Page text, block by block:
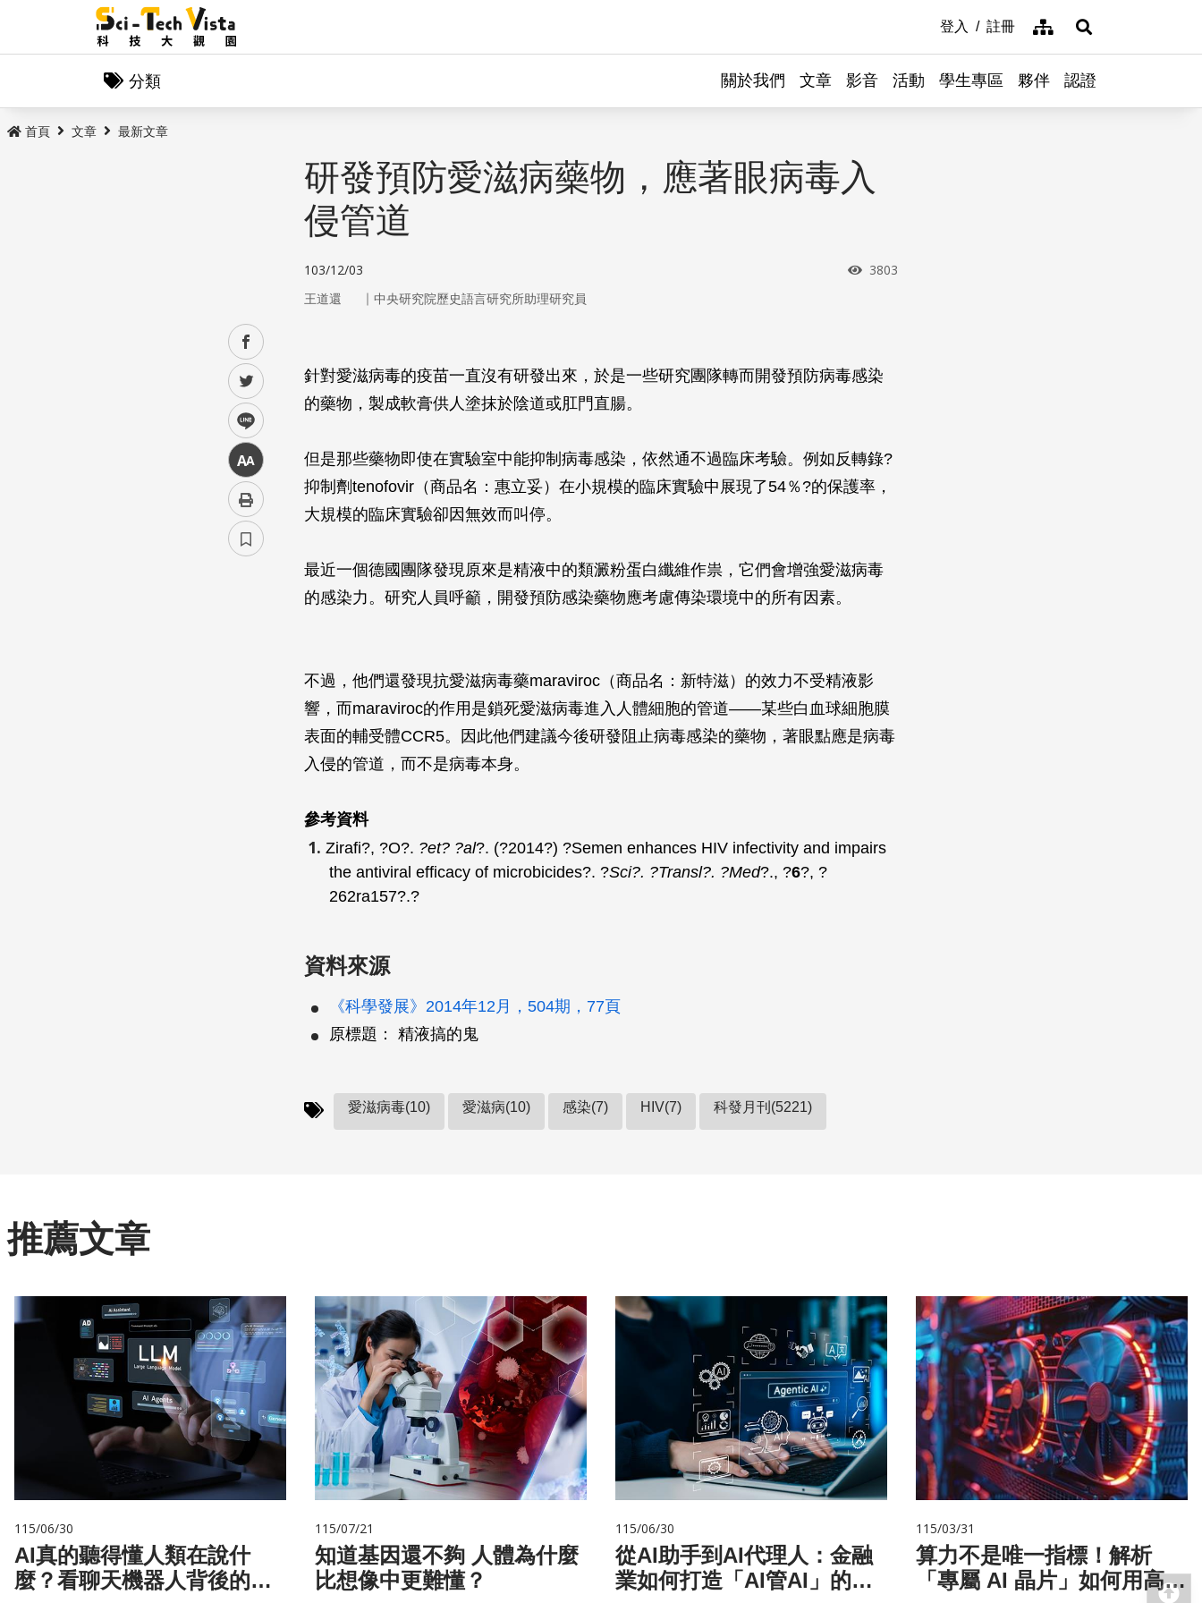
登入 註冊 網站導覽展開搜尋
分類 關於我們 文章 影音 活動 學生專區 夥伴 認證
首頁 文章 最新文章
facebook
twitter
line
中
研發預防愛滋病藥物，應著眼病毒入
侵管道
103/12/03 瀏覽次數
3803
王道還 ｜ 中央研究院歷史語言研究所助理研究員
針對愛滋病毒的疫苗一直沒有研發出來，於是一些研究團隊轉而開發預防病毒感染
的藥物，製成軟膏供人塗抹於陰道或肛門直腸。
但是那些藥物即使在實驗室中能抑制病毒感染，依然通不過臨床考驗。例如反轉錄?
抑制劑tenofovir（商品名：惠立妥）在小規模的臨床實驗中展現了54％?的保護率，
大規模的臨床實驗卻因無效而叫停。
最近一個德國團隊發現原來是精液中的類澱粉蛋白纖維作祟，它們會增強愛滋病毒
的感染力。研究人員呼籲，開發預防感染藥物應考慮傳染環境中的所有因素。
不過，他們還發現抗愛滋病毒藥maraviroc（商品名：新特滋）的效力不受精液影
響，而maraviroc的作用是鎖死愛滋病毒進入人體細胞的管道——某些白血球細胞膜
表面的輔受體CCR5。因此他們建議今後研發阻止病毒感染的藥物，著眼點應是病毒
入侵的管道，而不是病毒本身。
參考資料
Zirafi?, ?O?. ?et? ?al?. (?2014?) ?Semen enhances HIV infectivity and impairs
the antiviral efficacy of microbicides?. ?Sci?. ?Transl?. ?Med?., ?6?, ?
262ra157?.?
資料來源
《科學發展》2014年12月，504期，77頁
原標題： 精液搞的鬼
愛滋病毒(10) 愛滋病(10) 感染(7) HIV(7) 科發月刊(5221)
推薦文章
115/06/30
AI真的聽得懂人類在說什
麼？看聊天機器人背後的語
115/07/21
知道基因還不夠 人體為什麼
比想像中更難懂？
115/06/30
從AI助手到AI代理人：金融
業如何打造「AI管AI」的新
115/03/31
算力不是唯一指標！解析
「專屬 AI 晶片」如何用高效